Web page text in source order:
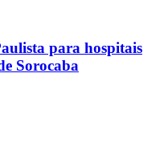
para hospitais
Sorocaba